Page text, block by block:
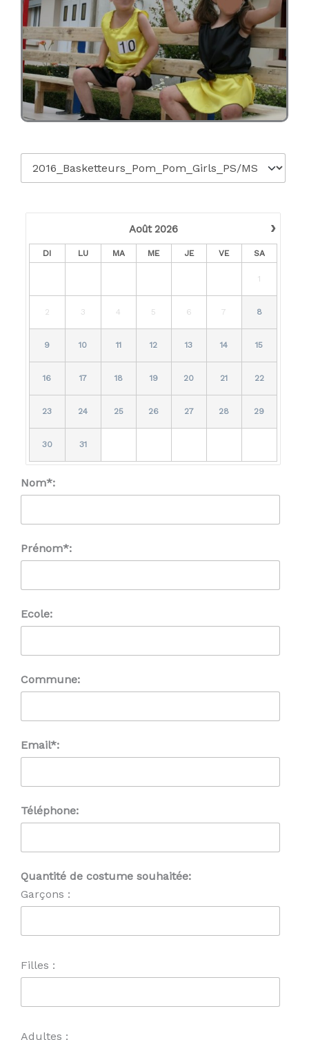
›
Août 2026
DI LU MA ME JE VE SA
1
2 3 4 5 6 7 8
9 10 11 12 13 14 15
16 17 18 19 20 21 22
23 24 25 26 27 28 29
30 31
Nom*:
Prénom*:
Ecole:
Commune:
Email*:
Téléphone:
Quantité de costume souhaitée:
Garçons :
Filles :
Adultes :